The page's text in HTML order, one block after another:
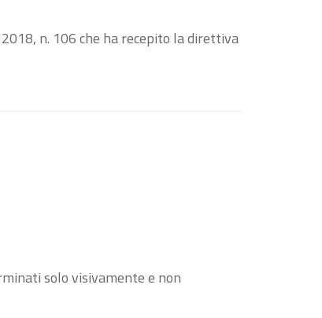
n. 106 che ha recepito la direttiva
solo visivamente e non